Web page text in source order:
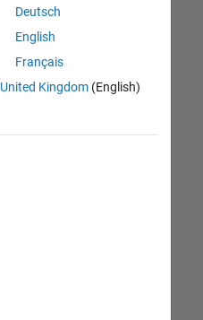
Deutsch
English
Français
United Kingdom(English)